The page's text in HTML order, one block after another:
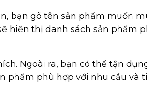
bạn gõ tên sản phẩm muốn
hiển thị danh sách sản phẩm
Ngoài ra, bạn có thể tận
phẩm phù hợp với nhu cầu và